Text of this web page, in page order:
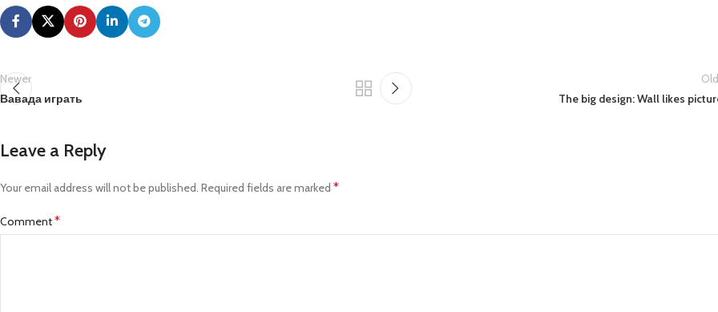
Newer
Вавада играть
The big design: Wall likes
Leave a Reply
Your email address will not be published. Required fields are marked *
Comment*